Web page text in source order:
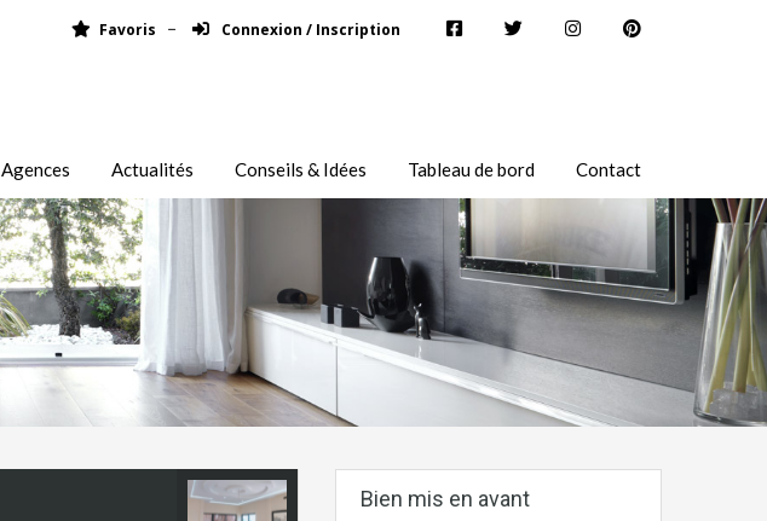
Favoris Connexion / Inscription
Agences Actualités Conseils & Idées Tableau de bord Contact
Bien mis en avant